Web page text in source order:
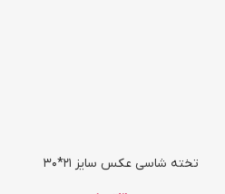
تخته شاسی عکس سایز 21*30